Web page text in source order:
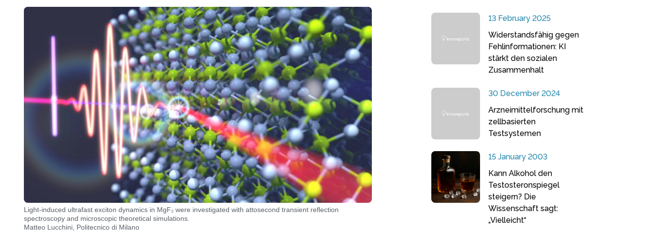
Light-induced ultrafast exciton dynamics in MgF₂ were investigated with attosecond transient reflection
spectroscopy and microscopic theoretical simulations.
Matteo Lucchini, Politecnico di Milano
13 February 2025
Widerstandsfähig gegen
Fehlinformationen: KI
stärkt den sozialen
Zusammenhalt
30 December 2024
Arzneimittelforschung mit
zellbasierten
Testsystemen
15 January 2003
Kann Alkohol den
Testosteronspiegel
steigern? Die
Wissenschaft sagt:
„Vielleicht“